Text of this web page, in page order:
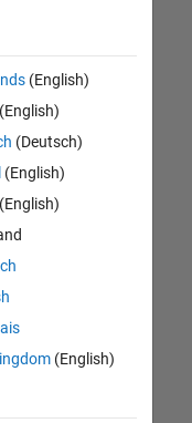
(English)
(Deutsch)
(English)
(English)
(English)